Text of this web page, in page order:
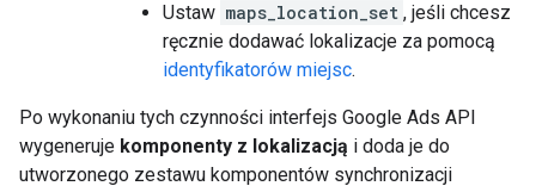
Ustaw maps_location_set , jeśli chcesz
ręcznie dodawać lokalizacje za pomocą
identyfikatorów miejsc.
Po wykonaniu tych czynności interfejs Google Ads API
wygeneruje komponenty z lokalizacją i doda je do
utworzonego zestawu komponentów synchronizacji